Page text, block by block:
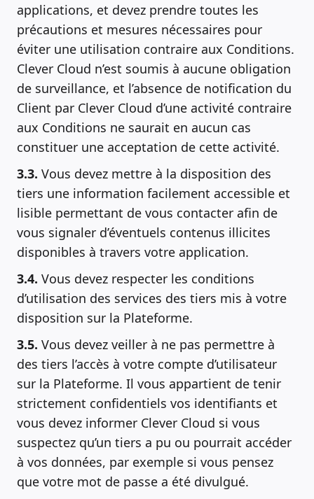
applications, et devez prendre toutes les
précautions et mesures nécessaires pour
éviter une utilisation contraire aux Conditions.
Clever Cloud n’est soumis à aucune obligation
de surveillance, et l’absence de notification du
Client par Clever Cloud d’une activité contraire
aux Conditions ne saurait en aucun cas
constituer une acceptation de cette activité.
3.3. Vous devez mettre à la disposition des
tiers une information facilement accessible et
lisible permettant de vous contacter afin de
vous signaler d’éventuels contenus illicites
disponibles à travers votre application.
3.4. Vous devez respecter les conditions
d’utilisation des services des tiers mis à votre
disposition sur la Plateforme.
3.5. Vous devez veiller à ne pas permettre à
des tiers l’accès à votre compte d’utilisateur
sur la Plateforme. Il vous appartient de tenir
strictement confidentiels vos identifiants et
vous devez informer Clever Cloud si vous
suspectez qu’un tiers a pu ou pourrait accéder
à vos données, par exemple si vous pensez
que votre mot de passe a été divulgué.